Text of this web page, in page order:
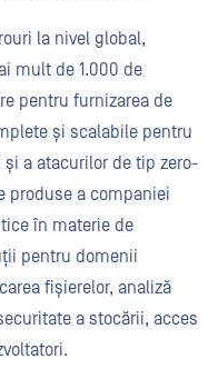
la nivel global,
mult de 1.000 de
pentru furnizarea de
și scalabile pentru
a atacurilor de tip zero-
produse a companiei
în materie de
pentru domenii
fișierelor, analiză
a stocării, acces